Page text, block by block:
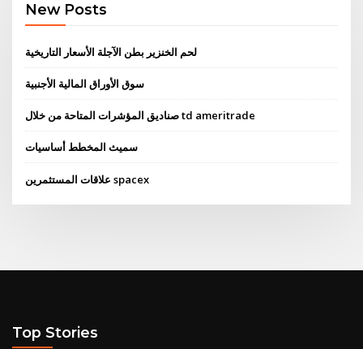
New Posts
لحم الخنزير بطن الآجلة الأسعار التاريخية
سوق الأوراق المالية الأجنبية
صناديق المؤشرات المتاحة من خلال td ameritrade
سميث المخطط أساسيات
علاقات المستثمرين spacex
Top Stories